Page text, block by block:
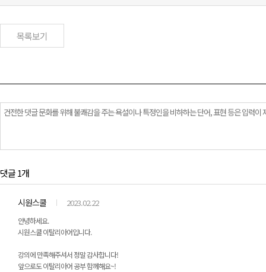
목록보기
댓글 1개
시원스쿨 2023.02.22
안녕하세요.
시원스쿨 이탈리아어입니다.
강의에 만족해주셔서 정말 감사합니다!
앞으로도 이탈리아어 공부 함께해요~!